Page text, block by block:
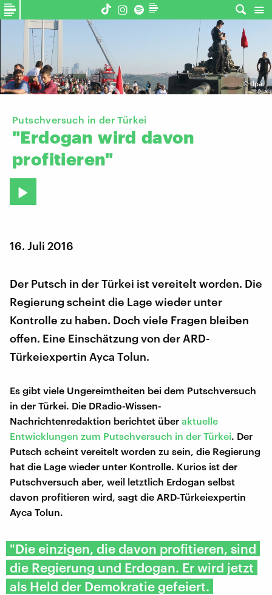
©dpa
Putschversuch in der Türkei
"Erdogan wird davon
profitieren"
16. Juli 2016
Der Putsch in der Türkei ist vereitelt worden. Die
Regierung scheint die Lage wieder unter
Kontrolle zu haben. Doch viele Fragen bleiben
offen. Eine Einschätzung von der ARD-
Türkeiexpertin Ayca Tolun.
Es gibt viele Ungereimtheiten bei dem Putschversuch
in der ‎Türkei‬. Die DRadio-Wissen-
Nachrichtenredaktion berichtet über aktuelle
Entwicklungen zum Putschversuch in der Türkei. Der
Putsch scheint vereitelt worden zu sein, die Regierung
hat die Lage wieder unter Kontrolle. Kurios ist der
Putschversuch aber, weil letztlich ‎Erdogan‬ selbst
davon profitieren wird, sagt die ARD-Türkeiexpertin
Ayca Tolun.
​"Die einzigen, die davon profitieren, sind
die Regierung und Erdogan. Er wird jetzt
als Held der Demokratie gefeiert.